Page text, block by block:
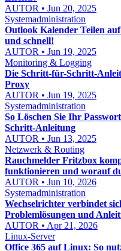
AUTOR • Jun 20, 2025
Systemadministration
Outlook Kalender Teilen
und schnell!
AUTOR • Jun 19, 2025
Monitoring & Logging
Die Schritt-für-Schritt-
Proxy
AUTOR • Jun 19, 2025
Systemadministration
So Löschen Sie Ihr
Schritt-Anleitung
AUTOR • Jun 13, 2025
Netzwerk & Routing
Rauchmelder Fritzbox
funktionieren und worauf
AUTOR • Jun 10, 2026
Systemadministration
Wechselrichter verbindet
Problemlösungen und
AUTOR • Apr 21, 2026
Linux-Server
Office 365 auf Linux: So